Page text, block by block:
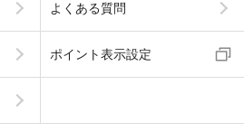
よくある質問
ポイント表示設定